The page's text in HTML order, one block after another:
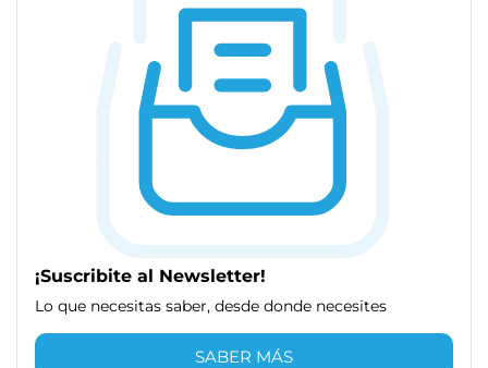
¡Suscribite al Newsletter!
Lo que necesitas saber, desde donde necesites
SABER MÁS